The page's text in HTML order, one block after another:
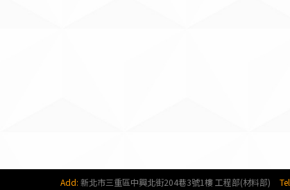
Add: 新北市三重區中興北街204巷3號1樓 工程部(材料部)